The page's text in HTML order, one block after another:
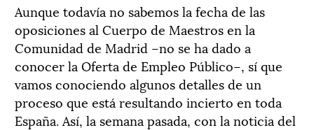
Aunque todavía no sabemos la fecha de las
oposiciones al Cuerpo de Maestros en la
Comunidad de Madrid –no se ha dado a
conocer la Oferta de Empleo Público–, sí que
vamos conociendo algunos detalles de un
proceso que está resultando incierto en toda
España. Así, la semana pasada, con la noticia del